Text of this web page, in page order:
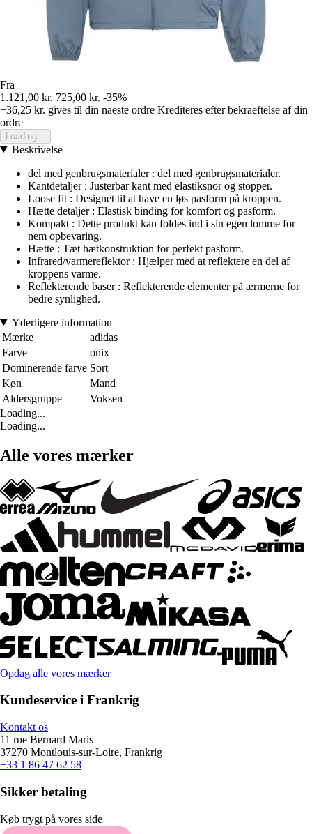
Fra
1.121,00 kr. 725,00 kr. -35%
+36,25 kr. gives til din naeste ordre Krediteres efter bekraeftelse af din
ordre
Loading...
Beskrivelse
del med genbrugsmaterialer : del med genbrugsmaterialer.
Kantdetaljer : Justerbar kant med elastiksnor og stopper.
Loose fit : Designet til at have en løs pasform på kroppen.
Hætte detaljer : Elastisk binding for komfort og pasform.
Kompakt : Dette produkt kan foldes ind i sin egen lomme for
nem opbevaring.
Hætte : Tæt hætkonstruktion for perfekt pasform.
Infrared/varmereflektor : Hjælper med at reflektere en del af
kroppens varme.
Reflekterende baser : Reflekterende elementer på ærmerne for
bedre synlighed.
Yderligere information
Mærke
adidas
Farve
onix
Dominerende farve Sort
Køn
Mand
Aldersgruppe
Voksen
Loading...
Loading...
Alle vores mærker
Opdag alle vores mærker
Kundeservice i Frankrig
Kontakt os
11 rue Bernard Maris
37270 Montlouis-sur-Loire, Frankrig
+33 1 86 47 62 58
Sikker betaling
Køb trygt på vores side